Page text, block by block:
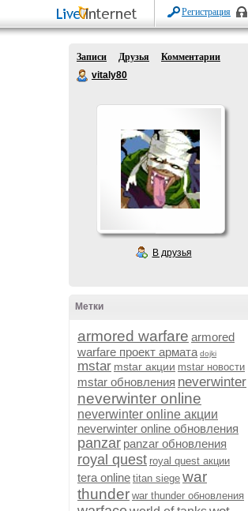
Регистрация
Записи Друзья
Комментарии
vitaly80
В друзья
Метки
armored warfare armored
warfare проект армата dojki
mstar mstar акции mstar новости
mstar обновления neverwinter
neverwinter online
neverwinter online акции
neverwinter online обновления
panzar panzar обновления
royal quest royal quest акции
tera online titan siege war
thunder war thunder обновления